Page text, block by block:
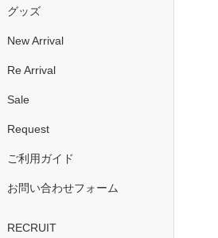
グッズ
New Arrival
Re Arrival
Sale
Request
ご利用ガイド
お問い合わせフォーム
RECRUIT